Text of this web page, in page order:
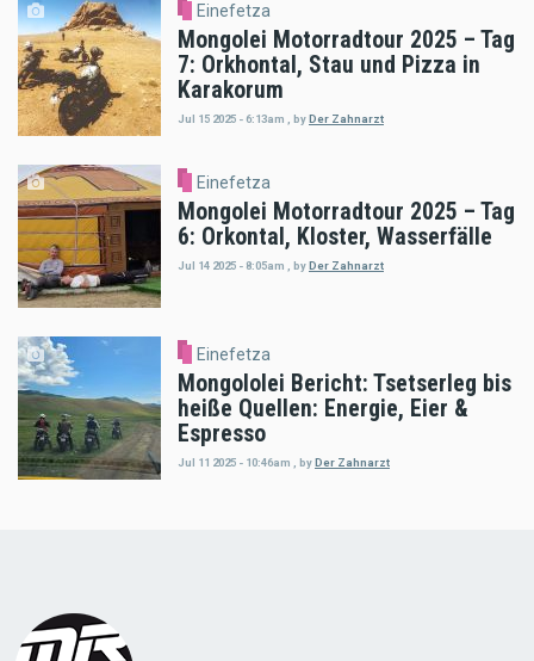
Einefetza
Mongolei Motorradtour 2025 – Tag
7: Orkhontal, Stau und Pizza in
Karakorum
Jul 15 2025 - 6:13am , byDer Zahnarzt
Einefetza
Mongolei Motorradtour 2025 – Tag
6: Orkontal, Kloster, Wasserfälle
Jul 14 2025 - 8:05am byDer Zahnarzt
Einefetza
Mongololei Bericht: Tsetserleg bis
heiße Quellen: Energie, Eier &
Espresso
Jul 11 2025 - 10:46am byDer Zahnarzt